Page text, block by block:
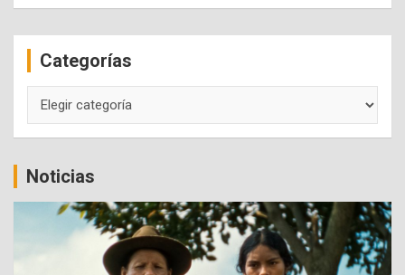
c
Categorías
Noticias